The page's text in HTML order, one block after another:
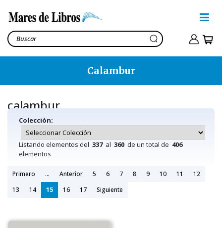
Calambur
calambur
Colección:
Listando elementos del 337al 360 de un total de 406
elementos
Primero ... Anterior 5 6 7 8 9 10 11
12
13
14 15 16 17 Siguiente